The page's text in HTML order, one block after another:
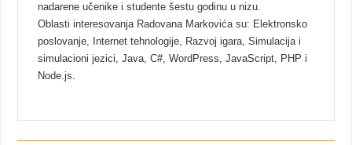
nadarene učenike i studente šestu godinu u nizu.
Oblasti interesovanja Radovana Markovića su: Elektronsko
poslovanje, Internet tehnologije, Razvoj igara, Simulacija i
simulacioni jezici, Java, C#, WordPress, JavaScript, PHP i
Node.js.